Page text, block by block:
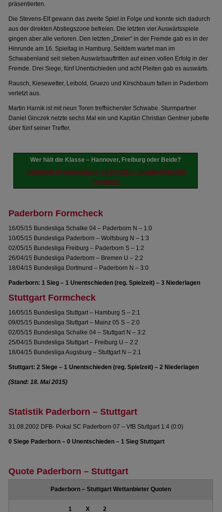
präsentierten.
Die Stevens-Elf gewann das zweite Spiel in Folge und konnte sich dadurch
aus der direkten Abstiegszone befreien. Die letzten vier Auswärtsspiele
gingen aber alle verloren. Den letzten „Dreier“ in der Fremde gab es in der
Hinrunde am 16. Spieltag in Hamburg. Seitdem wartet man im
Schwabenland seit sieben Auswärtsauftritten auf einen vollen Erfolg in der
Fremde. Drei Siege, fünf Unentschieden und acht Pleiten gab es auswärts.
Rausch, Kiesewetter, Leibold, Gruezo und Kirschbaum fallen in Paderborn
verletzt aus.
Martin Harnik ist mit neun Toren treffsicherster Schwabe. Sturmpartner
Daniel Ginczek netzte sechs Mal ein und Kapitän Christian Gentner jubelte
über fünf seiner Treffer.
Wer hält die Klasse – Hannover, Freiburg oder Beide?
Hannover gegen Freiburg, 23.05.2015 – Bundesligatrend
Prognose
Paderborn Formcheck
16/05/15 Bundesliga Schalke 04 – Paderborn N – 1:0
10/05/15 Bundesliga Paderborn – Wolfsburg N – 1:3
02/05/15 Bundesliga Freiburg – Paderborn S – 1:2
26/04/15 Bundesliga Paderborn – Bremen U – 2:2
18/04/15 Bundesliga Dortmund – Paderborn N – 3:0
Paderborn: 1 Sieg – 1 Unentschieden (reg. Spielzeit) – 3 Niederlagen
Stuttgart Formcheck
16/05/15 Bundesliga Stuttgart – Hamburg S – 2:1
09/05/15 Bundesliga Stuttgart – Mainz 05 S – 2:0
02/05/15 Bundesliga Schalke 04 – Stuttgart N – 3:2
25/04/15 Bundesliga Stuttgart – Freiburg U – 2:2
18/04/15 Bundesliga Augsburg – Stuttgart N – 2:1
Stuttgart: 2 Siege – 1 Unentschieden (reg. Spielzeit) – 2 Niederlagen
(Stand: 18. Mai 2015)
Statistik Paderborn – Stuttgart
31.08.2002 DFB- Pokal SC Paderborn 07 – VfB Stuttgart 1:4 (0:0)
0 Siege Paderborn – 0 Unentschieden – 1 Sieg Stuttgart
Quote Paderborn – Stuttgart
Paderborn – Stuttgart Wettanbieter Quoten
1 X 2